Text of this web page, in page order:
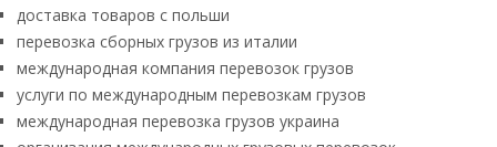
доставка товаров с польши
перевозка сборных грузов из италии
международная компания перевозок грузов
услуги по международным перевозкам грузов
международная перевозка грузов украина